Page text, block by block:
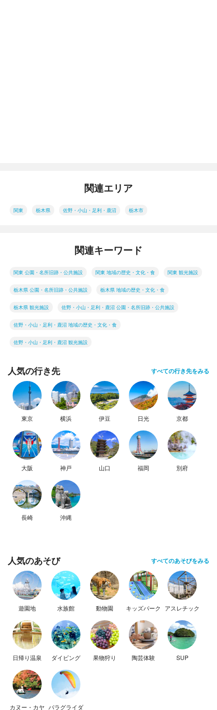
関連エリア
関東 栃木県 佐野・小山・足利・鹿沼 栃木市
関連キーワード
関東 公園・名所旧跡・公共施設 関東 地域の歴史・文化・食 関東 観光施設
栃木県 公園・名所旧跡・公共施設 栃木県 地域の歴史・文化・食
栃木県 観光施設 佐野・小山・足利・鹿沼 公園・名所旧跡・公共施設
佐野・小山・足利・鹿沼 地域の歴史・文化・食
佐野・小山・足利・鹿沼 観光施設
人気の行き先 すべての行き先をみる
東京 横浜 伊豆 日光 京都
大阪 神戸 山口 福岡 別府
長崎 沖縄
人気のあそび すべてのあそびをみる
遊園地 水族館 動物園 キッズパーク アスレチック
日帰り温泉 ダイビング 果物狩り 陶芸体験 SUP
カヌー・カヤ パラグライダ